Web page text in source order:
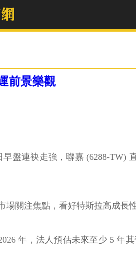
前景樂觀
盤連袂走強，聯嘉 (6288-TW)
關注焦點，看好特斯拉高成長
年，法人預估未來至少 5 年